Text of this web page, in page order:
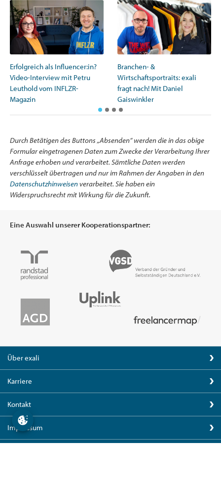
Erfolgreich als Influencer:in?
Video-Interview mit Petru
Leuthold vom INFLZR-
Magazin
Branchen- &
Wirtschaftsportraits: exali
fragt nach! Mit Daniel
Gaiswinkler
Durch Betätigen des Buttons „Absenden“ werden die in das obige
Formular eingetragenen Daten zum Zwecke der Verarbeitung Ihrer
Anfrage erhoben und verarbeitet. Sämtliche Daten werden
verschlüsselt übertragen und nur im Rahmen der Angaben in den
Datenschutzhinweisenverarbeitet. Sie haben ein
Widerspruchsrecht mit Wirkung für die Zukunft.
Eine Auswahl unserer Kooperationspartner:
Über exali
Karriere
Kontakt
Impressum